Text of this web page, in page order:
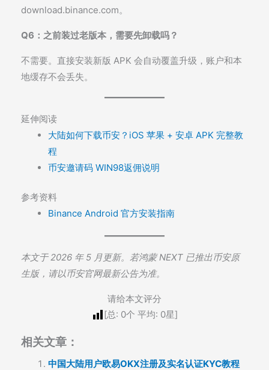
download.binance.com。
Q6：之前装过老版本，需要先卸载吗？
不需要。直接安装新版 APK 会自动覆盖升级，账户和本
地缓存不会丢失。
延伸阅读
大陆如何下载币安？iOS 苹果 + 安卓 APK 完整教
程
币安邀请码 WIN98返佣说明
参考资料
Binance Android 官方安装指南
本文于 2026 年 5 月更新。若鸿蒙 NEXT 已推出币安原
生版，请以币安官网最新公告为准。
请给本文评分
[总: 0个 平均: 0星]
相关文章：
中国大陆用户欧易OKX注册及实名认证KYC教程